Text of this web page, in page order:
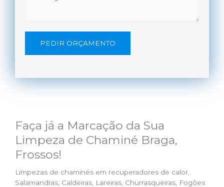
PEDIR ORÇAMENTO
Faça já a Marcação da Sua
Limpeza de Chaminé Braga,
Frossos!
Limpezas de chaminés em recuperadores de calor,
Salamandras, Caldeiras, Lareiras, Churrasqueiras, Fogões